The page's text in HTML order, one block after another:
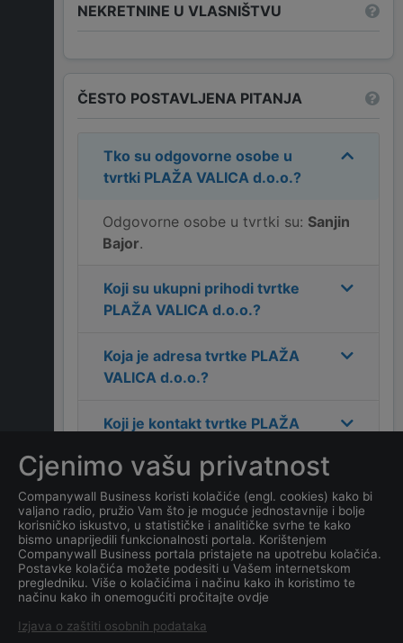
NEKRETNINE U VLASNIŠTVU
ČESTO POSTAVLJENA PITANJA
Tko su odgovorne osobe u
tvrtki PLAŽA VALICA d.o.o.?
Odgovorne osobe u tvrtki su: Sanjin
Bajor.
Koji su ukupni prihodi tvrtke
PLAŽA VALICA d.o.o.?
Koja je adresa tvrtke PLAŽA
VALICA d.o.o.?
Koji je kontakt tvrtke PLAŽA
Koliko ima zaposlenih
kompanijaPLAŽA VALICA
d.o.o.?
Koji je datum osnivanja
tvrtkePLAŽA VALICA d.o.o.
Cjenimo vašu privatnost
Companywall Business koristi kolačiće (engl. cookies) kako bi
valjano radio, pružio Vam što je moguće jednostavnije i bolje
korisničko iskustvo, u statističke i analitičke svrhe te kako
bismo unaprijedili funkcionalnosti portala. Korištenjem
Companywall Business portala pristajete na upotrebu kolačića.
Postavke kolačića možete podesiti u Vašem internetskom
pregledniku. Više o kolačićima i načinu kako ih koristimo te
načinu kako ih onemogućiti pročitajte ovdje
Izjava o zaštiti osobnih podataka